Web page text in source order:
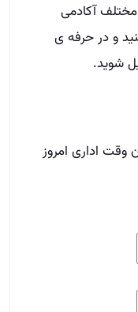
مختلف آکادمی
و در حرفه ی
شوید.
وقت اداری امروز